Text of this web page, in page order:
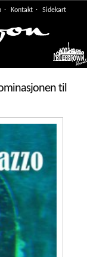
Kontakt Sidekart
Meny
til